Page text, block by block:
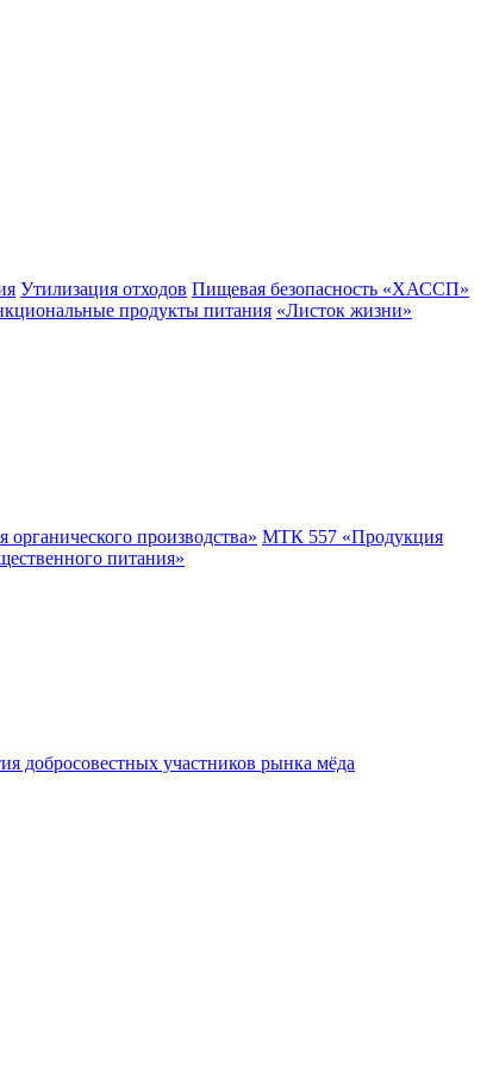
Утилизация отходов Пищевая безопасность «ХАССП»
продукты питания «Листок жизни»
производства» МТК 557 «Продукция
питания»
добросовестных участников рынка мёда